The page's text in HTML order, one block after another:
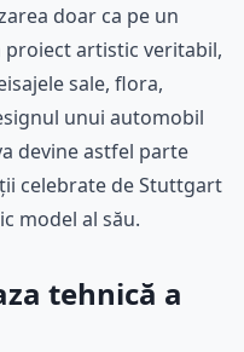
doar ca pe un
proiect artistic veritabil,
sale, flora,
unui automobil
devine astfel parte
celebrate de Stuttgart
model al său.
tehnică a